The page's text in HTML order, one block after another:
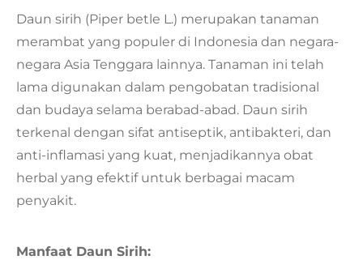
Daun sirih (Piper betle L.) merupakan tanaman
merambat yang populer di Indonesia dan negara-
negara Asia Tenggara lainnya. Tanaman ini telah
lama digunakan dalam pengobatan tradisional
dan budaya selama berabad-abad. Daun sirih
terkenal dengan sifat antiseptik, antibakteri, dan
anti-inflamasi yang kuat, menjadikannya obat
herbal yang efektif untuk berbagai macam
penyakit.
Manfaat Daun Sirih: